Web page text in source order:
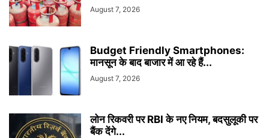
August 7, 2026
Budget Friendly Smartphones:
मानसून के बाद बाजार में आ रहे हैं...
August 7, 2026
लोन रिकवरी पर RBI के नए नियम, बदसुलूकी पर
बैंक देंगे...